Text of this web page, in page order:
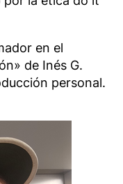
en el
de Inés G.
personal.